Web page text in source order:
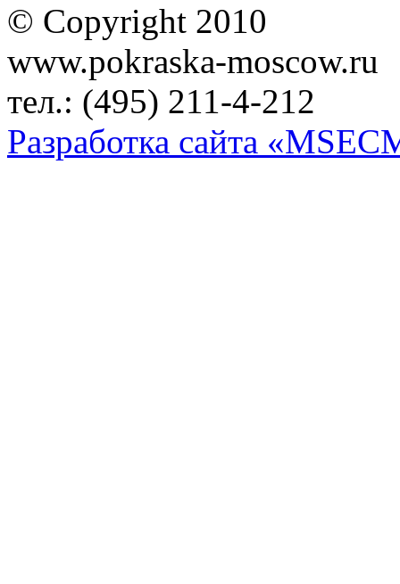
© Copyright 2010
www.pokraska-moscow.ru
тел.: (495) 211-4-212
Разработка сайта